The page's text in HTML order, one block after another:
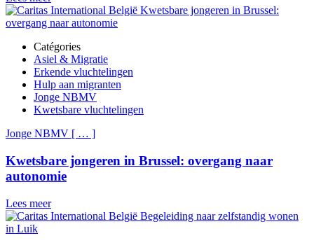
Catégories
Asiel & Migratie
Erkende vluchtelingen
Hulp aan migranten
Jonge NBMV
Kwetsbare vluchtelingen
Jonge NBMV [ … ]
Kwetsbare jongeren in Brussel: overgang naar
autonomie
Lees meer